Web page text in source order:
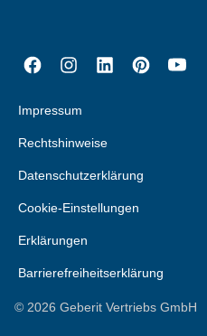
Impressum
Rechtshinweise
Datenschutzerklärung
Cookie-Einstellungen
Erklärungen
Barrierefreiheitserklärung
© 2026 Geberit Vertriebs GmbH